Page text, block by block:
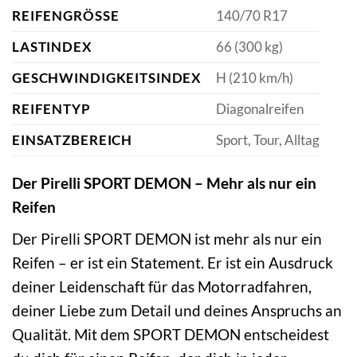
REIFENGRÖSSE
140/70 R17
LASTINDEX
66 (300 kg)
GESCHWINDIGKEITSINDEX
H (210 km/h)
REIFENTYP
Diagonalreifen
EINSATZBEREICH
Sport, Tour, Alltag
Der Pirelli SPORT DEMON – Mehr als nur ein
Reifen
Der Pirelli SPORT DEMON ist mehr als nur ein
Reifen – er ist ein Statement. Er ist ein Ausdruck
deiner Leidenschaft für das Motorradfahren,
deiner Liebe zum Detail und deines Anspruchs an
Qualität. Mit dem SPORT DEMON entscheidest